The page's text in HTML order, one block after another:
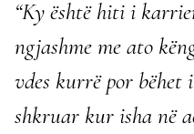
“Ky është hiti i
ngjashme me ato
vdes kurrë por bëhet
shkruar kur isha në